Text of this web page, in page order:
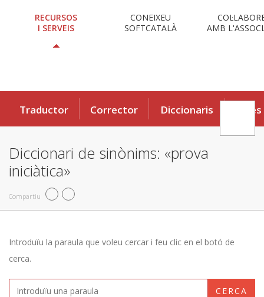
RECURSOS
I SERVEIS
CONEIXEU
SOFTCATALÀ
AMB
Traductor Corrector Diccionaris Eines
Diccionari de sinònims: «prova
iniciàtica»
Compartiu
Introduïu la paraula que voleu cercar i feu clic en el botó de
cerca.
CERCA